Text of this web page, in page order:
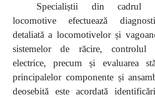
Specialiștii din cadrul
locomotive efectuează
detaliată a locomotivelor și
sistemelor de răcire, controlul
electrice, precum și evaluarea
principalelor componente și
deosebită este acordată